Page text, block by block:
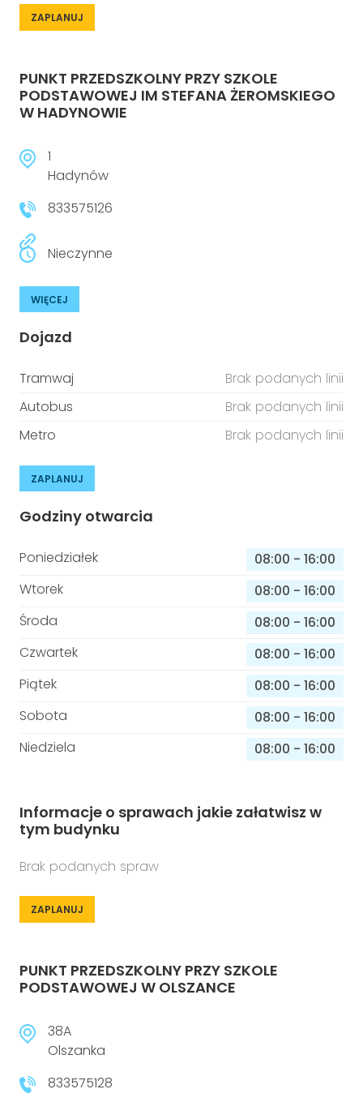
ZAPLANUJ
PUNKT PRZEDSZKOLNY PRZY SZKOLE
PODSTAWOWEJ IM STEFANA ŻEROMSKIEGO
W HADYNOWIE
1
Hadynów
833575126
Nieczynne
WIĘCEJ
Dojazd
Tramwaj
Brak podanych linii
Autobus
Brak podanych linii
Metro
Brak podanych linii
ZAPLANUJ
Godziny otwarcia
Poniedziałek 08:00 - 16:00
Wtorek
08:00 - 16:00
Środa
08:00 - 16:00
Czwartek
08:00 - 16:00
Piątek
08:00 - 16:00
Sobota
08:00 - 16:00
Niedziela
08:00 - 16:00
Informacje o sprawach jakie załatwisz w
tym budynku
Brak podanych spraw
ZAPLANUJ
PUNKT PRZEDSZKOLNY PRZY SZKOLE
PODSTAWOWEJ W OLSZANCE
38A
Olszanka
833575128